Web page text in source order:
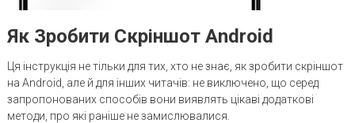
Як Зробити Скріншот Android
Ця інструкція не тільки для тих, хто не знає, як зробити скріншот
на Android, але й для інших читачів: не виключено, що серед
запропонованих способів вони виявлять цікаві додаткові
методи, про які раніше не замислювалися.